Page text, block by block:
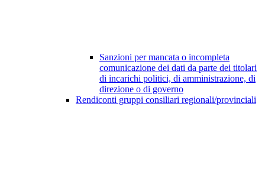
Sanzioni per mancata o incompleta
comunicazione dei dati da parte dei titolari
di incarichi politici, di amministrazione, di
direzione o di governo
Rendiconti gruppi consiliari regionali/provinciali